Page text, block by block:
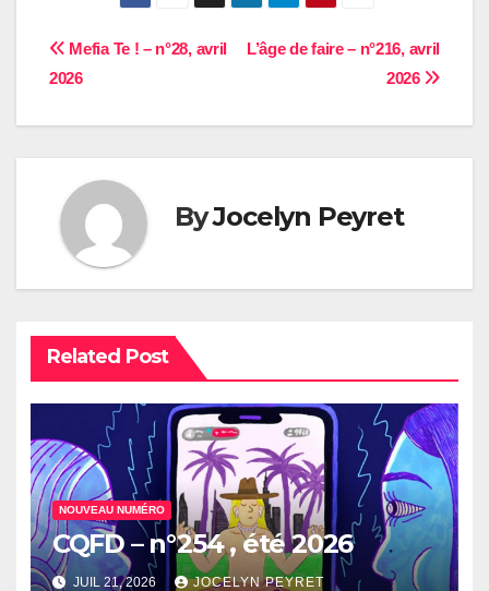
Navigation
L’âge de faire – n°216, avril
2026
Mefia Te ! – n°28, avril
2026
ByJocelyn Peyret
Related Post
NOUVEAU NUMÉRO
CQFD – n°254 , été 2026
JUIL 21, 2026 JOCELYN PEYRET